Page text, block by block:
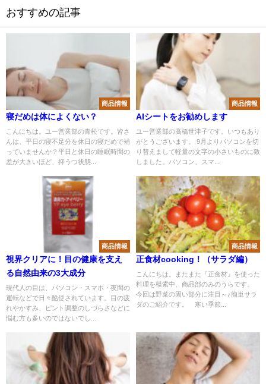
おすすめの記事
商品情報
寝だめは体によくない？
こんにちは。ユー営業部の青松です。皆さ
んは、平日の寝不足分を休日の寝だめで補
っていませんか？平日と休日の睡眠時間の
差が大きいほど、抑うつ状態...
商品情報
AIシートをお勧めします
ユー営業部の高橋世津子です。いつもあり
がとうございます。 9月よりパソコンを切
り替えまして軽量の文字の小さいものに致
しました。パソコン、スマ...
商品情報
視界クリアに！目の健康を支え
る自然由来の3大成分
現代人の目は、パソコン・スマホ・夜間の
運転などで日々酷使されています。目の疲
れやかすみ、ピント調整のしづらさなどに
悩む方も多いのではないでし...
商品情報
正食材cooking！（サラダ編）
こんにちは。またまた『正食材』を使った
料理を模索中、商品部のみのうらです。
今回は野菜の固い部分に注目～♪簡単サラ
ダのご紹介です。 寒い季節...